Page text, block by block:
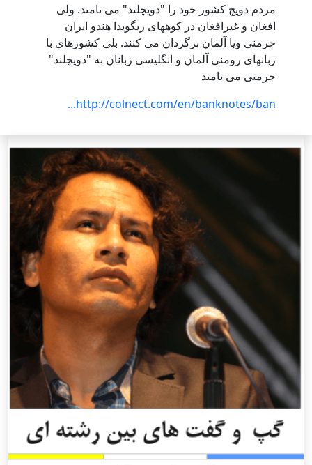
مردم دويچ کشور خود را "دويچلند" مى نامند. ولى
افغان و غيرافغان در کوههاى ريگويدا هندو ايران
جرمنى ويا آلمان برگردان مى کنند. بلى کشورهاى با
زبانهاى رومنى آلمان و انگليسى زبانان به "دويچلند"
جرمنى مى نامند
http://colnect.com/en/banknotes/ban...